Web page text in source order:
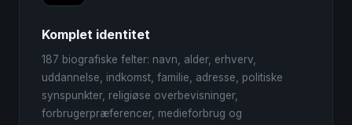
Komplet identitet
187 biografiske felter: navn, alder, erhverv,
uddannelse, indkomst, familie, adresse, politiske
synspunkter, religiøse overbevisninger,
forbrugerpræferencer, medieforbrug og